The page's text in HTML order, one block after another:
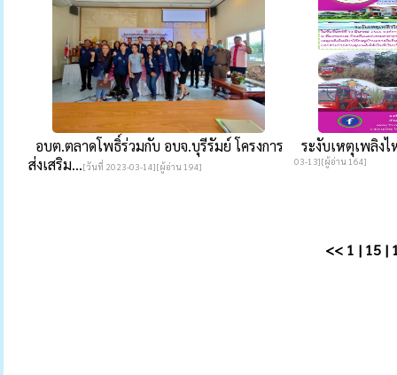
อบต.ตลาดโพธิ์ร่วมกับ อบจ.บุรีรัมย์ โครงการ
ส่งเสริม...[วันที่ 2023-03-14][ผู้อ่าน 194]
ระงับเหตุเพลิง
03-13][ผู้อ่าน 164]
<< 1 | 15 |